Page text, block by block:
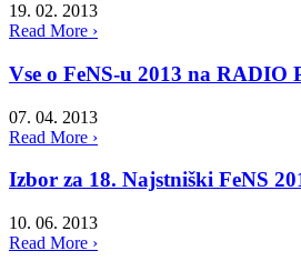
19. 02. 2013
Read More ›
Vse o FeNS-u 2013 na RADIO
07. 04. 2013
Read More ›
Izbor za 18. Najstniški FeNS
10. 06. 2013
Read More ›